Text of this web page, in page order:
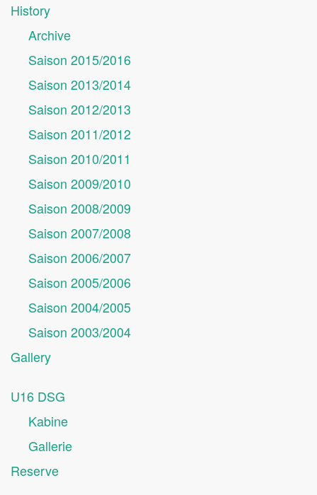
History
Archive
Saison 2015/2016
Saison 2013/2014
Saison 2012/2013
Saison 2011/2012
Saison 2010/2011
Saison 2009/2010
Saison 2008/2009
Saison 2007/2008
Saison 2006/2007
Saison 2005/2006
Saison 2004/2005
Saison 2003/2004
Gallery
U16 DSG
Kabine
Gallerie
Reserve